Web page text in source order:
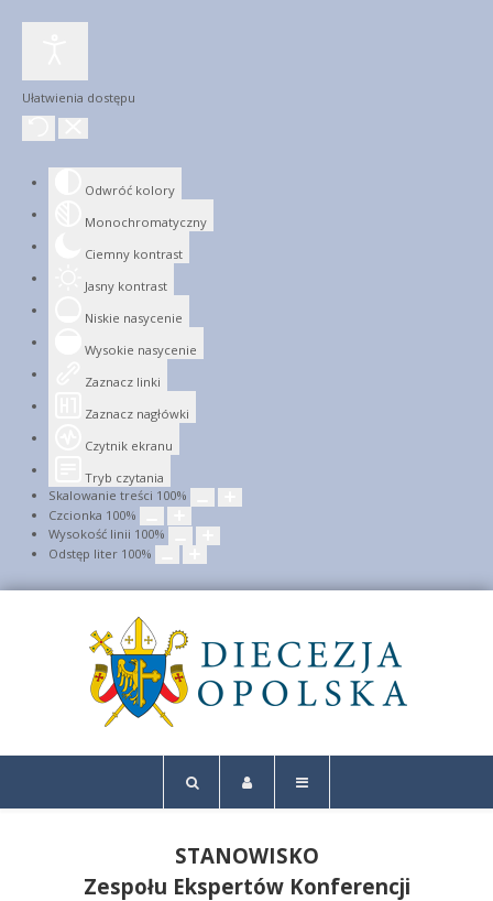
Ułatwienia dostępu
Odwróć kolory
Monochromatyczny
Ciemny kontrast
Jasny kontrast
Niskie nasycenie
Wysokie nasycenie
Zaznacz linki
Zaznacz nagłówki
Czytnik ekranu
Tryb czytania
Skalowanie treści 100%
Czcionka 100%
Wysokość linii 100%
Odstęp liter 100%
STANOWISKO
Zespołu Ekspertów Konferencji